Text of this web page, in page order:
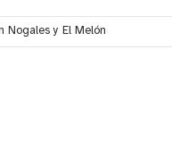
Nogales y El Melón